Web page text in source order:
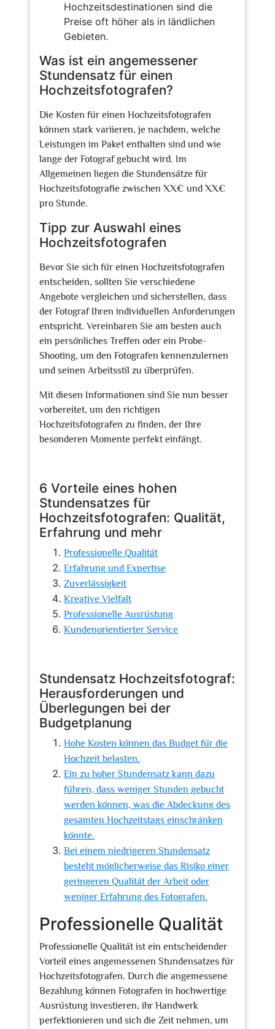
Hochzeitsdestinationen sind die
Preise oft höher als in ländlichen
Gebieten.
Was ist ein angemessener
Stundensatz für einen
Hochzeitsfotografen?
Die Kosten für einen Hochzeitsfotografen
können stark variieren, je nachdem, welche
Leistungen im Paket enthalten sind und wie
lange der Fotograf gebucht wird. Im
Allgemeinen liegen die Stundensätze für
Hochzeitsfotografie zwischen XX€ und XX€
pro Stunde.
Tipp zur Auswahl eines
Hochzeitsfotografen
Bevor Sie sich für einen Hochzeitsfotografen
entscheiden, sollten Sie verschiedene
Angebote vergleichen und sicherstellen, dass
der Fotograf Ihren individuellen Anforderungen
entspricht. Vereinbaren Sie am besten auch
ein persönliches Treffen oder ein Probe-
Shooting, um den Fotografen kennenzulernen
und seinen Arbeitsstil zu überprüfen.
Mit diesen Informationen sind Sie nun besser
vorbereitet, um den richtigen
Hochzeitsfotografen zu finden, der Ihre
besonderen Momente perfekt einfängt.
6 Vorteile eines hohen
Stundensatzes für
Hochzeitsfotografen: Qualität,
Erfahrung und mehr
Professionelle Qualität
Erfahrung und Expertise
Zuverlässigkeit
Kreative Vielfalt
Professionelle Ausrüstung
Kundenorientierter Service
Stundensatz Hochzeitsfotograf:
Herausforderungen und
Überlegungen bei der
Budgetplanung
Hohe Kosten können das Budget für die
Hochzeit belasten.
Ein zu hoher Stundensatz kann dazu
führen, dass weniger Stunden gebucht
werden können, was die Abdeckung des
gesamten Hochzeitstags einschränken
könnte.
Bei einem niedrigeren Stundensatz
besteht möglicherweise das Risiko einer
geringeren Qualität der Arbeit oder
weniger Erfahrung des Fotografen.
Professionelle Qualität
Professionelle Qualität ist ein entscheidender
Vorteil eines angemessenen Stundensatzes für
Hochzeitsfotografen. Durch die angemessene
Bezahlung können Fotografen in hochwertige
Ausrüstung investieren, ihr Handwerk
perfektionieren und sich die Zeit nehmen, um